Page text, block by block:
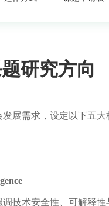
研究方向
展需求，设定以下五
技术安全性、可解释性